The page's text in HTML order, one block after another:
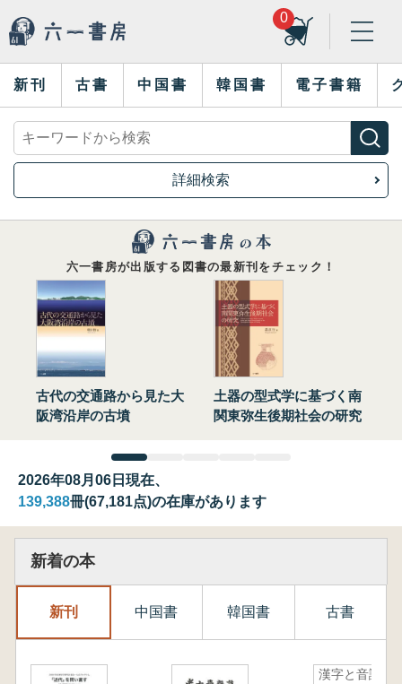
0
新刊 古書 中国書 韓国書 電子書籍
詳細検索
六一書房が出版する図書の最新刊をチェック！
古代の交通路から見た大
阪湾沿岸の古墳
土器の型式学に基づく南
関東弥生後期社会の研究
2026年08月06日現在、
139,388冊(67,181点)の在庫があります
新着の本
新刊 中国書 韓国書 古書
漢字と音読